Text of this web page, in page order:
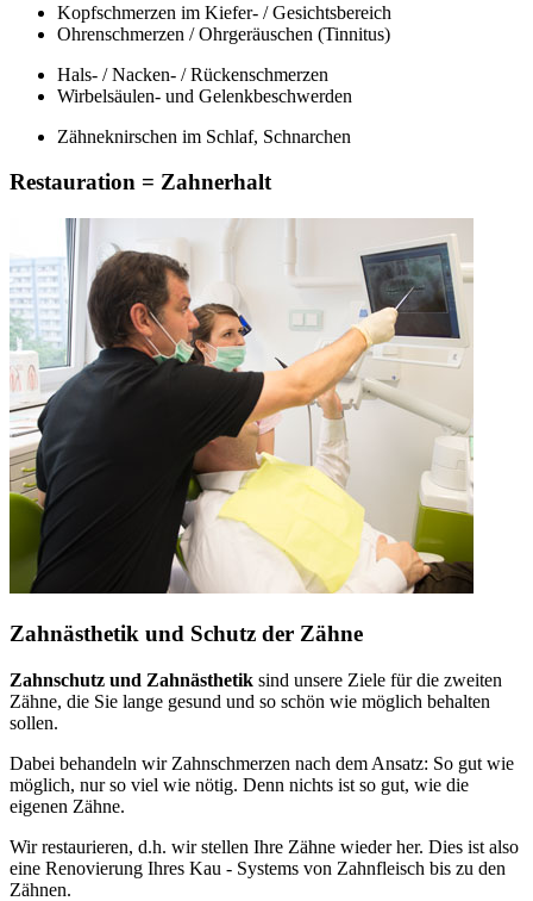
Kopfschmerzen im Kiefer- / Gesichtsbereich
Ohrenschmerzen / Ohrgeräuschen (Tinnitus)
Hals- / Nacken- / Rückenschmerzen
Wirbelsäulen- und Gelenkbeschwerden
Zähneknirschen im Schlaf, Schnarchen
Restauration = Zahnerhalt
Zahnästhetik und Schutz der Zähne
Zahnschutz und Zahnästhetik sind unsere Ziele für die zweiten
Zähne, die Sie lange gesund und so schön wie möglich behalten
sollen.
Dabei behandeln wir Zahnschmerzen nach dem Ansatz: So gut wie
möglich, nur so viel wie nötig. Denn nichts ist so gut, wie die
eigenen Zähne.
Wir restaurieren, d.h. wir stellen Ihre Zähne wieder her. Dies ist also
eine Renovierung Ihres Kau - Systems von Zahnfleisch bis zu den
Zähnen.